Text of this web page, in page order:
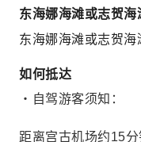
东海娜海滩或志贺海
东海娜海滩或志贺海
如何抵达
・自驾游客须知：
距离宫古机场约15分